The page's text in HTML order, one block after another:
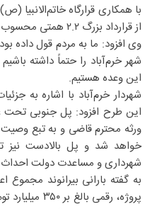
با همکاری قرارگاه
از قرارداد بزرگ ۲.۲ همتی محسوب می‌شوند.
وی افزود: ما به مردم قول داده
شهر خرم‌آباد را حتماً داشته
این وعده هستیم.
شهردار خرم‌‌آباد با اشاره به
این طرح افزود: پل جنوبی تحت
ورثه محترم قاضی و به تبع
خواهد شد و پل بالادست نیز
شهرداری و مساعدت دولت
به گفته بارانی بیرانوند
پروژه، رقمی